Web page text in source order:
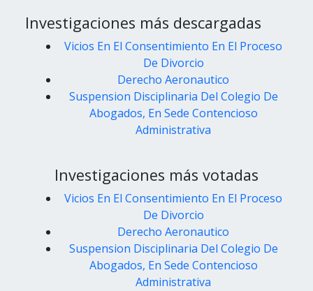
Investigaciones más descargadas
Vicios En El Consentimiento En El Proceso
De Divorcio
Derecho Aeronautico
Suspension Disciplinaria Del Colegio De
Abogados, En Sede Contencioso
Administrativa
Investigaciones más votadas
Vicios En El Consentimiento En El Proceso
De Divorcio
Derecho Aeronautico
Suspension Disciplinaria Del Colegio De
Abogados, En Sede Contencioso
Administrativa